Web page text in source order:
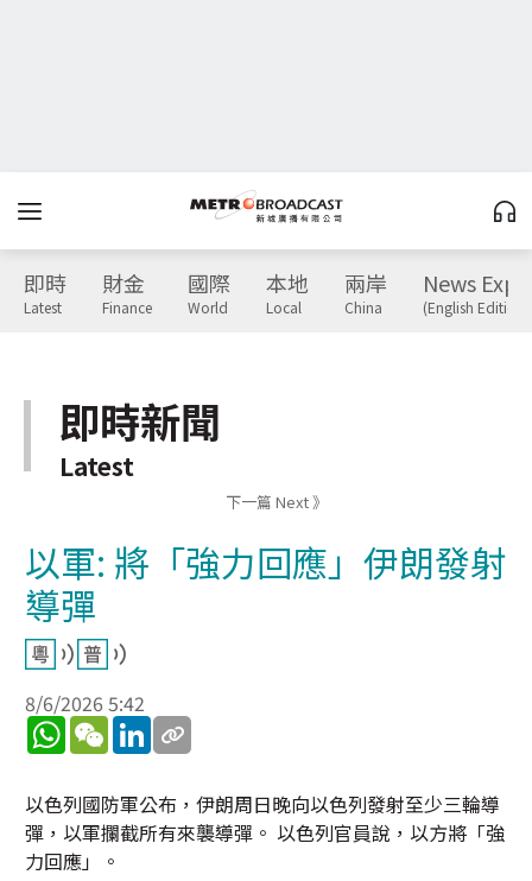
即時
Latest
財金
Finance
國際
World
本地
Local
兩岸
China
News
(English Edition)
即時新聞
Latest
下一篇 Next 》
以軍: 將「強力回應」伊朗發射
導彈
8/6/2026 5:42
WhatsApp
WeChatLinkedIn
以色列國防軍公布，伊朗周日晚向以色列發射至少三輪導
彈，以軍攔截所有來襲導彈。 以色列官員說，以方將「強
力回應」。